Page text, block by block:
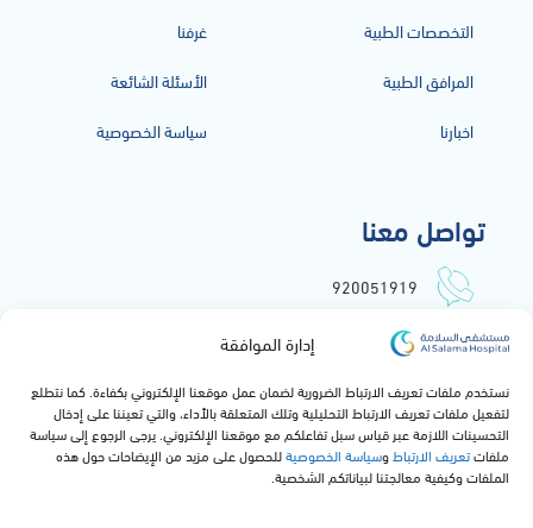
إدارة الموافقة
نستخدم ملفات تعريف الارتباط الضرورية لضمان عمل موقعنا الإلكتروني بكفاءة. كما نتطلع
لتفعيل ملفات تعريف الارتباط التحليلية وتلك المتعلقة بالأداء، والتي تعيننا على إدخال
التحسينات اللازمة عبر قياس سبل تفاعلكم مع موقعنا الإلكتروني. يرجى الرجوع إلى سياسة
ملفاتتعريف الارتباط وسياسة الخصوصيةللحصول على مزيد من الإيضاحات حول هذه
الملفات وكيفية معالجتنا لبياناتكم الشخصية.
التخصصات الطبية
المرافق الطبية
اخبارنا
غرفنا
الأسئلة الشائعة
سياسة الخصوصية
تواصل معنا
920051919
info@alsalamahospital.com
جدة, المملكة العربية السعودية